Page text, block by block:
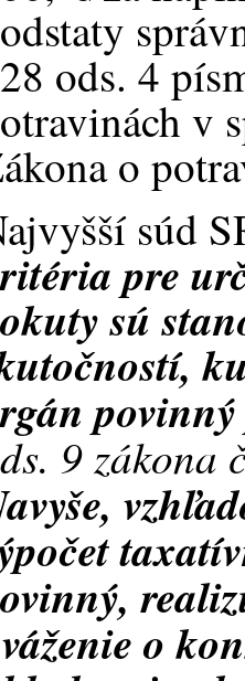
ods. 4
v
o
súd
ritéria pre
sú
9 zákona
o